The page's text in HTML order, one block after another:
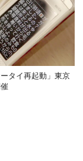
ータイ再起動」東京